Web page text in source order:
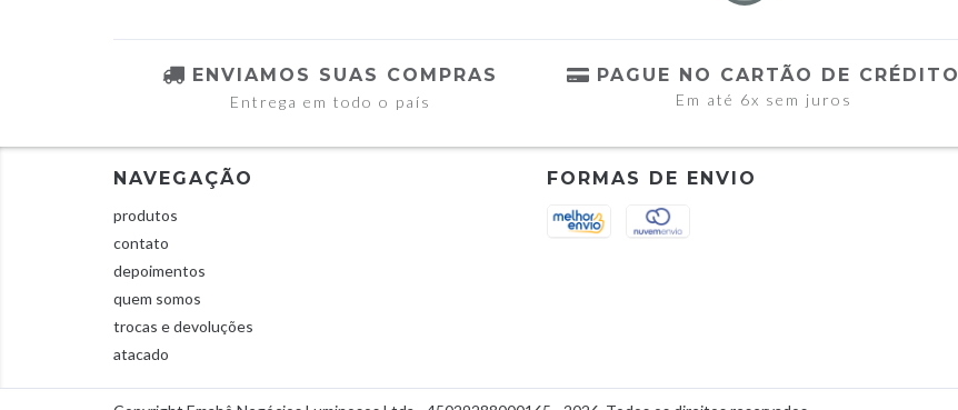
ENVIAMOS SUAS COMPRAS
Entrega em todo o país
PAGUE NO CARTÃO DE CRÉDITO
Em até 6x sem juros
NAVEGAÇÃO
produtos
contato
depoimentos
quem somos
trocas e devoluções
atacado
FORMAS DE ENVIO